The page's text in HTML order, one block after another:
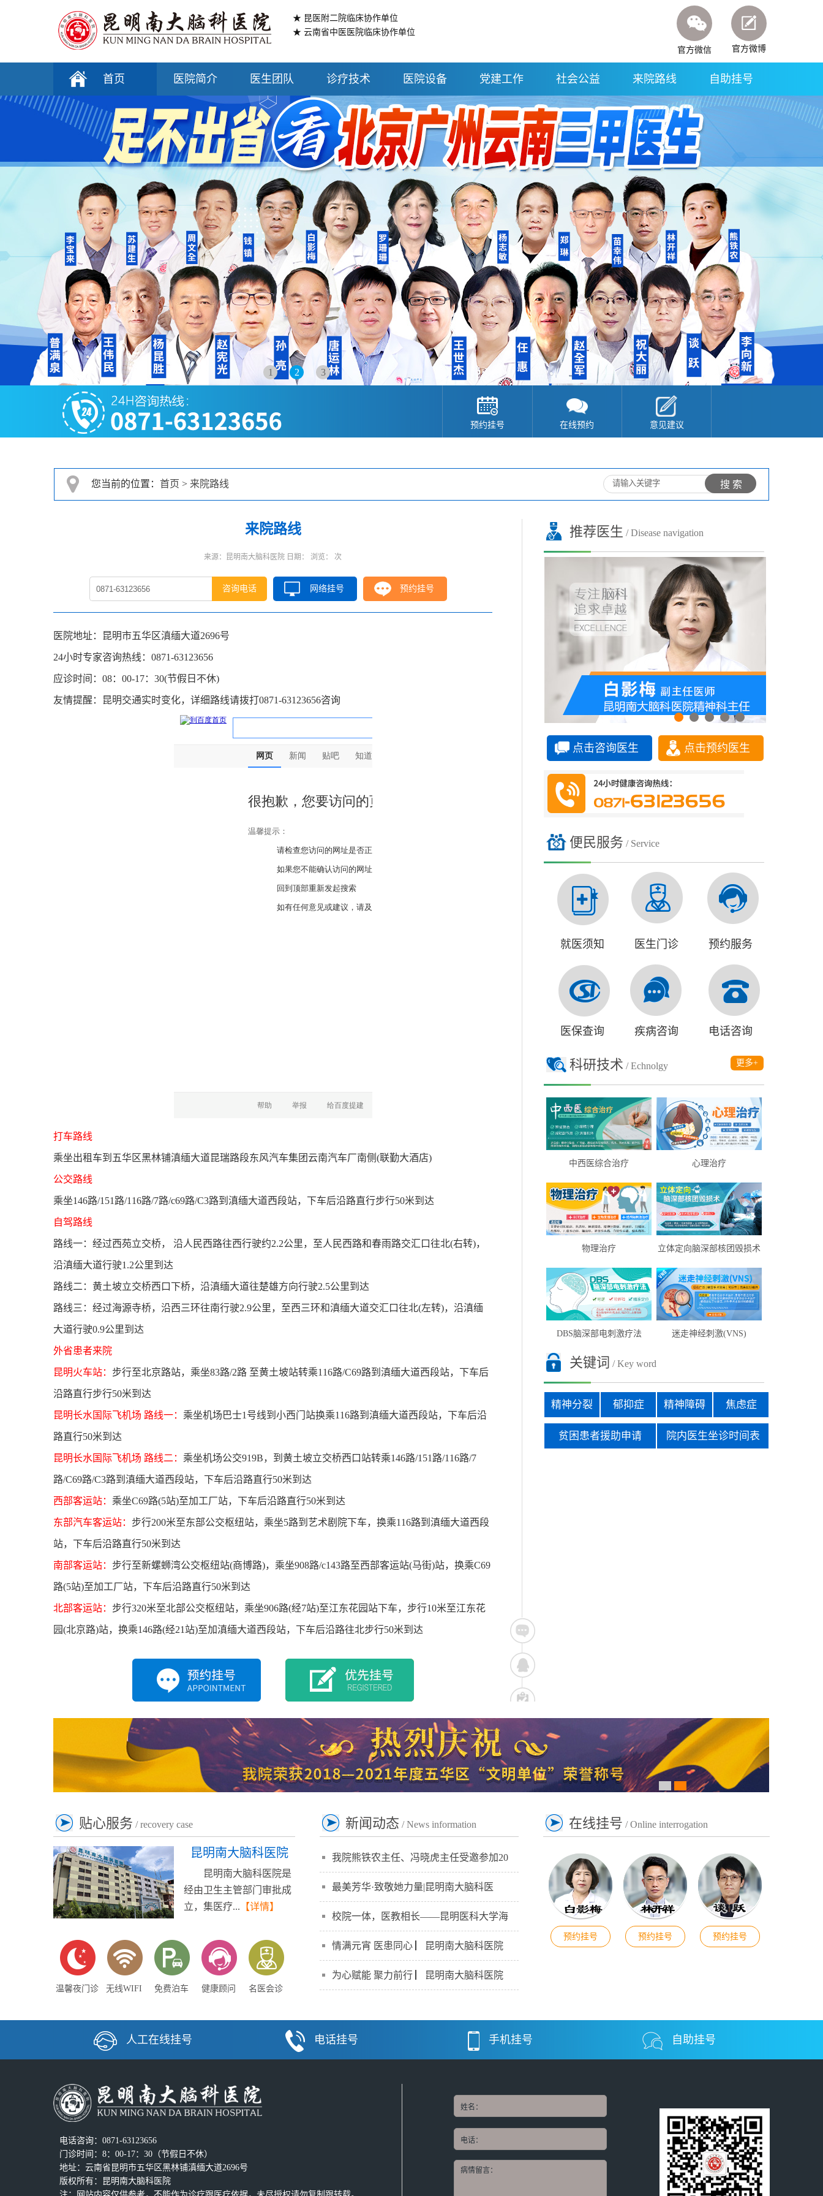
★ 昆医附二院临床协作单位
★ 云南省中医医院临床协作单位
官方微博
官方微信
首页 医院简介 医生团队 诊疗技术 医院设备 党建工作 社会公益 来院路线 自助挂号
1 2 3
预约挂号 在线预约 意见建议
您当前的位置： 首页 > 来院路线
来院路线
来源：昆明南大脑科医院 日期： 浏览： 次
咨询电话 网络挂号 预约挂号
医院地址：昆明市五华区滇缅大道2696号
24小时专家咨询热线：0871-63123656
应诊时间：08：00-17：30(节假日不休)
友情提醒：昆明交通实时变化，详细路线请拨打0871-63123656咨询
打车路线
乘坐出租车到五华区黑林铺滇缅大道昆瑞路段东风汽车集团云南汽车厂南侧(联勤大酒店)
公交路线
乘坐146路/151路/116路/7路/c69路/C3路到滇缅大道西段站，下车后沿路直行步行50米到达
自驾路线
路线一：经过西苑立交桥， 沿人民西路往西行驶约2.2公里，至人民西路和春雨路交汇口往北(右转)，
沿滇缅大道行驶1.2公里到达
路线二：黄土坡立交桥西口下桥，沿滇缅大道往楚雄方向行驶2.5公里到达
路线三：经过海源寺桥，沿西三环往南行驶2.9公里，至西三环和滇缅大道交汇口往北(左转)，沿滇缅
大道行驶0.9公里到达
外省患者来院
昆明火车站： 步行至北京路站，乘坐83路/2路 至黄土坡站转乘116路/C69路到滇缅大道西段站，下车后
沿路直行步行50米到达
昆明长水国际飞机场 路线一： 乘坐机场巴士1号线到小西门站换乘116路到滇缅大道西段站，下车后沿
路直行50米到达
昆明长水国际飞机场 路线二： 乘坐机场公交919B，到黄土坡立交桥西口站转乘146路/151路/116路/7
路/C69路/C3路到滇缅大道西段站，下车后沿路直行50米到达
西部客运站： 乘坐C69路(5站)至加工厂站，下车后沿路直行50米到达
东部汽车客运站： 步行200米至东部公交枢纽站，乘坐5路到艺术剧院下车，换乘116路到滇缅大道西段
站，下车后沿路直行50米到达
南部客运站： 步行至新螺蛳湾公交枢纽站(商博路)，乘坐908路/c143路至西部客运站(马街)站，换乘C69
路(5站)至加工厂站，下车后沿路直行50米到达
北部客运站： 步行320米至北部公交枢纽站，乘坐906路(经7站)至江东花园站下车，步行10米至江东花
园(北京路)站，换乘146路(经21站)至加滇缅大道西段站，下车后沿路往北步行50米到达
推荐医生 / Disease navigation
点击咨询医生 点击预约医生
便民服务 / Service
就医须知 医生门诊 预约服务
医保查询 疾病咨询 电话咨询
科研技术 / Echnolgy 更多+
中西医综合治疗 心理治疗
物理治疗 立体定向脑深部核团毁损术
DBS脑深部电刺激疗法 迷走神经刺激(VNS)
关键词 / Key word
精神分裂 郁抑症 精神障碍 焦虑症
贫困患者援助申请 院内医生坐诊时间表
贴心服务 / recovery case
昆明南大脑科医院
昆明南大脑科医院是
经由卫生主管部门审批成
立，集医疗... 【详情】
温馨夜门诊 无线WIFI 免费泊车 健康顾问 名医会诊
新闻动态 / News information
我院熊铁农主任、冯晓虎主任受邀参加20
最美芳华·致敬她力量|昆明南大脑科医
校院一体，医教相长——昆明医科大学海
情满元宵 医患同心 ▏昆明南大脑科医院
为心赋能 聚力前行 ▏昆明南大脑科医院
在线挂号 / Online interrogation
预约挂号 预约挂号 预约挂号
人工在线挂号 电话挂号 手机挂号 自助挂号
电话咨询：0871-63123656
门诊时间：8：00-17：30（节假日不休）
地址：云南省昆明市五华区黑林铺滇缅大道2696号
版权所有：昆明南大脑科医院